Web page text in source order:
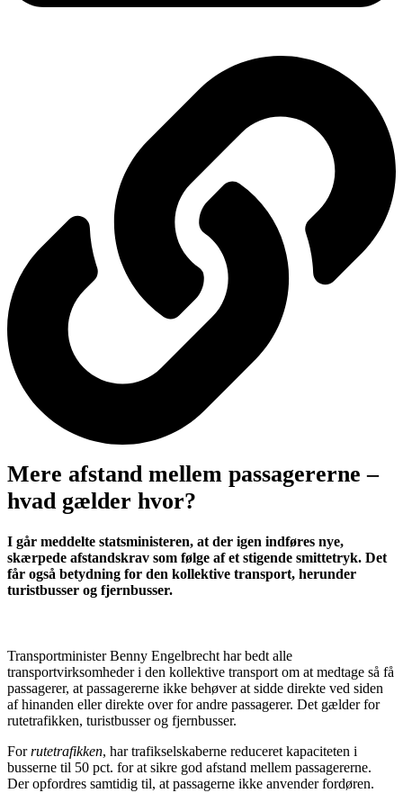
Mere afstand mellem passagererne –
hvad gælder hvor?
I går meddelte statsministeren, at der igen indføres nye,
skærpede afstandskrav som følge af et stigende smittetryk. Det
får også betydning for den kollektive transport, herunder
turistbusser og fjernbusser.
Transportminister Benny Engelbrecht har bedt alle
transportvirksomheder i den kollektive transport om at medtage så få
passagerer, at passagererne ikke behøver at sidde direkte ved siden
af hinanden eller direkte over for andre passagerer. Det gælder for
rutetrafikken, turistbusser og fjernbusser.
Forrutetrafikken, har trafikselskaberne reduceret kapaciteten i
busserne til 50 pct. for at sikre god afstand mellem passagererne.
Der opfordres samtidig til, at passagerne ikke anvender fordøren.